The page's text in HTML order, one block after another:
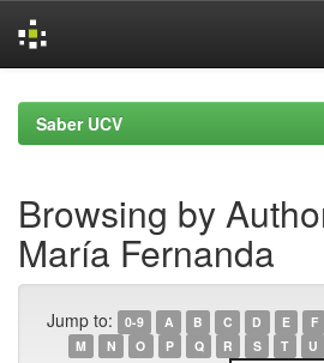
navigationSaber UCV
Browsing by
María Fernanda
Jump to: 0-9 A B C D E F
M
N O P Q R S T U